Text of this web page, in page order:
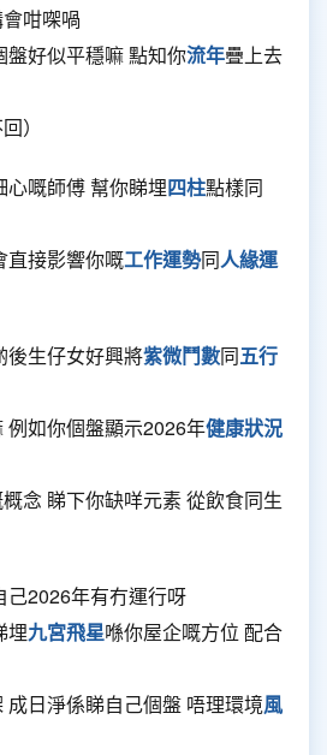
咁㗎喎
盤好似平穩嘛 點知你流年疊上去
）
心嘅師傅 幫你睇埋四柱點樣同
直接影響你嘅工作運勢同人緣運
後生仔女好興將紫微鬥數同五行
例如你個盤顯示2026年健康狀況
念 睇下你缺咩元素 從飲食同生
己2026年有冇運行呀
埋九宮飛星喺你屋企嘅方位 配合
成日淨係睇自己個盤 唔理環境風